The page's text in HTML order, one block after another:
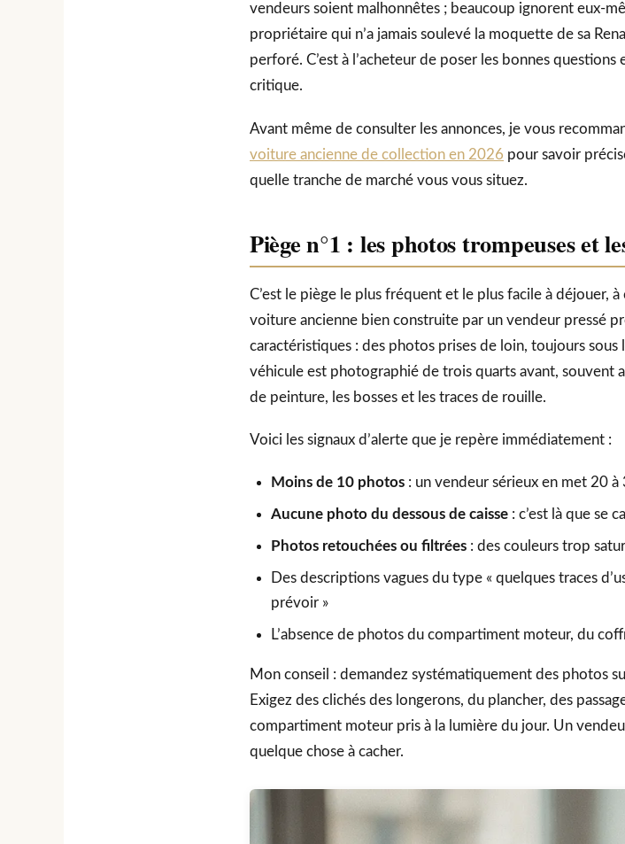
vendeurs soient malhonnêtes ; beaucoup ignorent eux-
propriétaire qui n’a jamais soulevé la moquette de sa
perforé. C’est à l’acheteur de poser les bonnes
critique.
Avant même de consulter les annonces, je vous
voiture ancienne de collection en 2026 pour savoir
quelle tranche de marché vous vous situez.
Piège n°1 : les photos trompeuses et
C’est le piège le plus fréquent et le plus facile à déjouer,
voiture ancienne bien construite par un vendeur pressé
caractéristiques : des photos prises de loin, toujours sous
véhicule est photographié de trois quarts avant, souvent
de peinture, les bosses et les traces de rouille.
Voici les signaux d’alerte que je repère immédiatement :
Moins de 10 photos : un vendeur sérieux en met 20
Aucune photo du dessous de caisse : c’est là que se
Photos retouchées ou filtrées : des couleurs trop
Des descriptions vagues du type « quelques traces
prévoir »
L’absence de photos du compartiment moteur, du
Mon conseil : demandez systématiquement des photos
Exigez des clichés des longerons, du plancher, des
compartiment moteur pris à la lumière du jour. Un
quelque chose à cacher.